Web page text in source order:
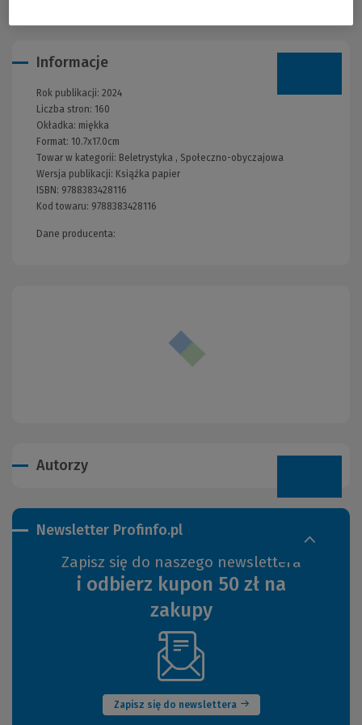
Informacje
Rok publikacji: 2024
Liczba stron: 160
Okładka: miękka
Format: 10.7x17.0cm
Towar w kategorii: Beletrystyka , Społeczno-obyczajowa
Wersja publikacji: Książka papier
ISBN: 9788383428116
Kod towaru: 9788383428116
Dane producenta:
Autorzy
Newsletter Profinfo.pl
Zapisz się do naszego newslettera
i odbierz kupon 50 zł na
zakupy
Zapisz się do newslettera
(Nowe
okno)